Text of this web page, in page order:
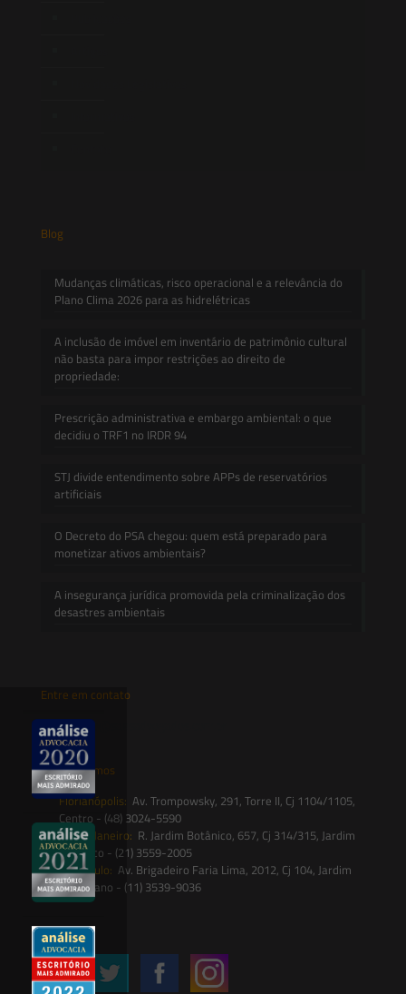
Blog
Mudanças climáticas, risco operacional e a relevância do
Plano Clima 2026 para as hidrelétricas
A inclusão de imóvel em inventário de patrimônio cultural
não basta para impor restrições ao direito de
propriedade:
Prescrição administrativa e embargo ambiental: o que
decidiu o TRF1 no IRDR 94
STJ divide entendimento sobre APPs de reservatórios
artificiais
O Decreto do PSA chegou: quem está preparado para
monetizar ativos ambientais?
A insegurança jurídica promovida pela criminalização dos
desastres ambientais
Entre em contato
contato@saesadvogados.com.br
Onde estamos
Florianópolis: Av. Trompowsky, 291, Torre II, Cj 1104/1105,
Centro - (48) 3024-5590
Rio de Janeiro: R. Jardim Botânico, 657, Cj 314/315, Jardim
Botânico - (21) 3559-2005
São Paulo: Av. Brigadeiro Faria Lima, 2012, Cj 104, Jardim
Paulistano - (11) 3539-9036
Siga-nos